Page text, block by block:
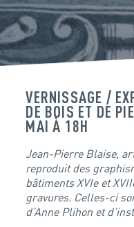
VERNISSAGE /
DE BOIS ET DE
MAI À 18H
Jean-Pierre Blaise,
reproduit des
bâtiments XVIe et
gravures. Celles-ci
d’Anne Plihon et